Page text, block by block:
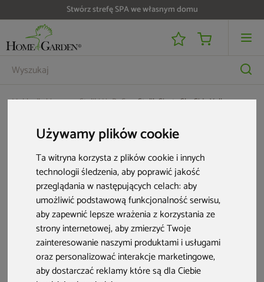
Używamy plików cookie
Ta witryna korzysta z plików cookie i innych
technologii śledzenia, aby poprawić jakość
przeglądania w następujących celach:aby
umożliwić podstawową funkcjonalność serwisu,
aby zapewnić lepsze wrażenia z korzystania ze
strony internetowej,aby zmierzyć Twoje
zainteresowanie naszymi produktami i usługami
oraz personalizować interakcje marketingowe,
aby dostarczać reklamy które są dla Ciebie
Stwórz strefę SPA we własnym domu
Meble dla biznesu Stoliki HoReCa Stolik Siesta Sky Side Yellow